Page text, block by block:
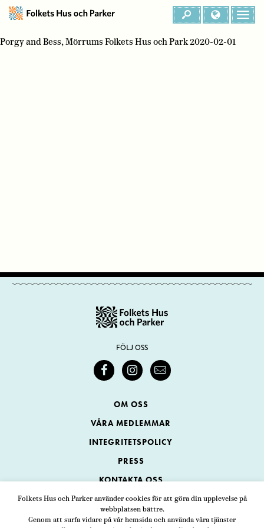
Folkets Hus och Parker använder cookies för att göra din upplevelse på
webbplatsen bättre.
Genom att surfa vidare på vår hemsida och använda våra tjänster
Porgy and Bess, Mörrums Folkets Hus och Park 2020-02-01
FÖLJ OSS
OM OSS
VÅRA MEDLEMMAR
INTEGRITETSPOLICY
PRESS
KONTAKTA OSS
Folkets Hus och Parker